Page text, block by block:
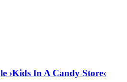
›Kids In A Candy Store‹